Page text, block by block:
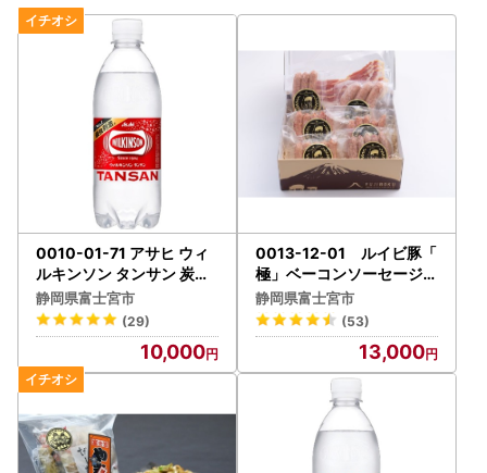
0010-01-71 アサヒ ウィ
ルキンソン タンサン 炭酸
水 500ml×24本
静岡県富士宮市
(29)
10,000
0013-12-01 ルイビ豚「
極」ベーコンソーセージセ
ット
静岡県富士宮市
(53)
13,000